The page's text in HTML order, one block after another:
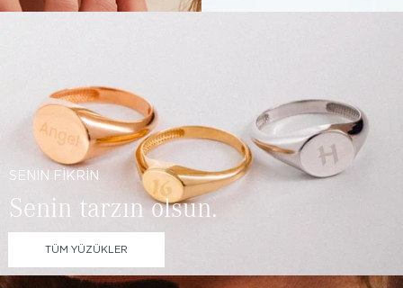
SENİN FİKRİN
Senin tarzın olsun.
TÜM YÜZÜKLER